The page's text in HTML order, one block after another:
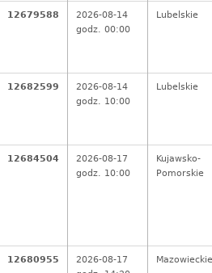
12679588
2026-08-14
godz. 00:00
Lubelskie
12682599
2026-08-14
godz. 10:00
Lubelskie
12684504
2026-08-17
godz. 10:00
Kujawsko-
Pomorskie
12680955
2026-08-17
Mazowieckie